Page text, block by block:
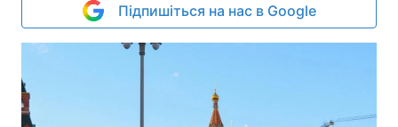
Підпишіться на нас в Google